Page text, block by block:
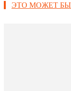
ЭТО МОЖЕТ